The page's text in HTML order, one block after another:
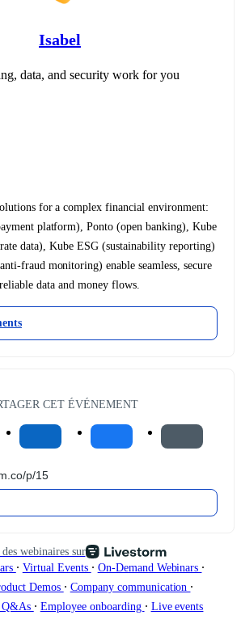
Isabel
data, and security work for you
for a complex financial environment:
platform), Ponto (open banking), Kube
data), Kube ESG (sustainability reporting)
fraud monitoring) enable seamless, secure
data and money flows.
CET ÉVÉNEMENT
webinaires sur
∙ Virtual Events ∙ On-Demand Webinars ∙
Demos ∙ Company communication ∙
∙ Employee onboarding ∙ Live events